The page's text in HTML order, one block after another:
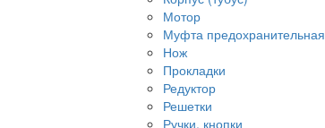
Мотор
Муфта предохранительная
Нож
Прокладки
Редуктор
Решетки
Ручки, кнопки